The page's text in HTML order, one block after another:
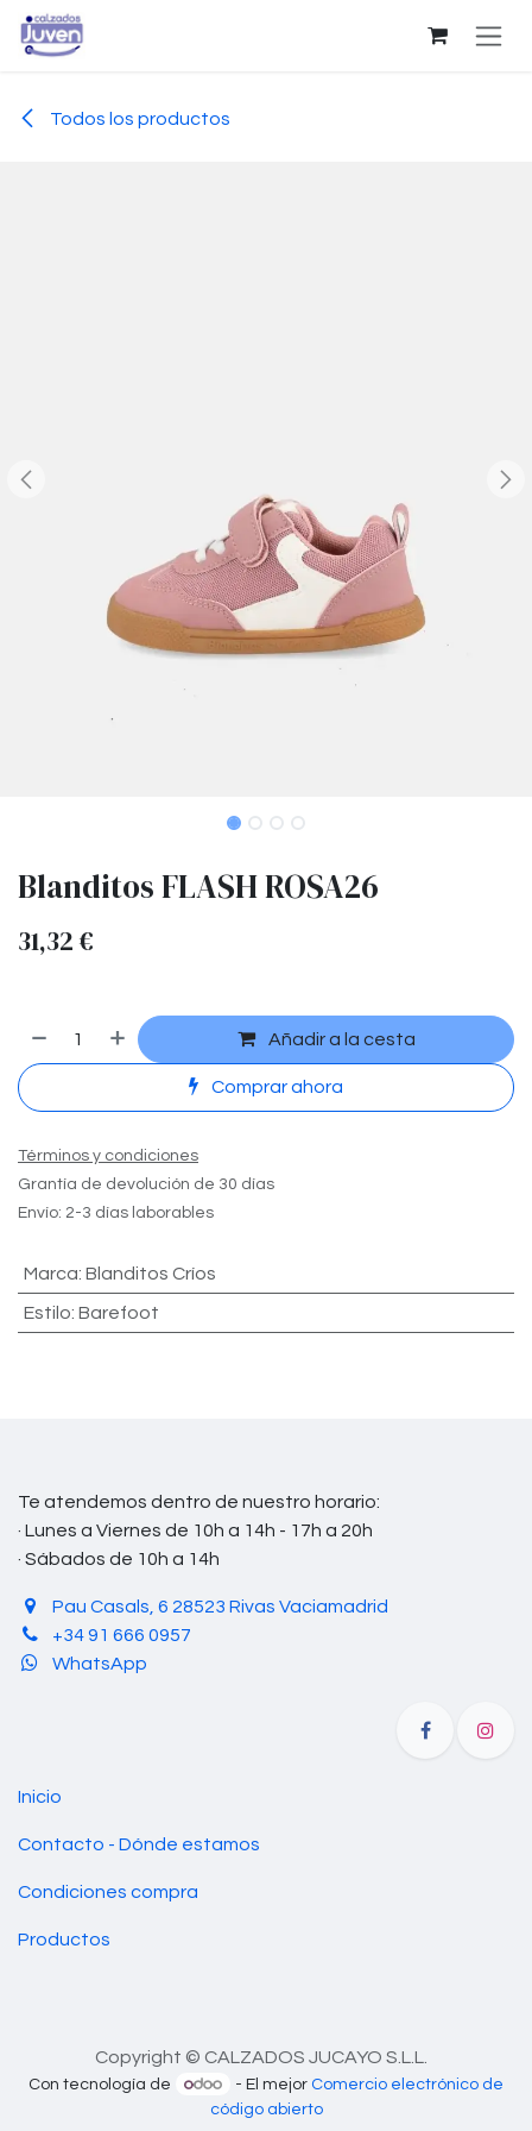
Ir al contenido
Todos los productos
Blanditos FLASH ROSA26
31,32 €
Añadir a la cesta
Comprar ahora
Términos y condiciones
Grantía de devolución de 30 días
Envío: 2-3 días laborables
Marca: Blanditos Críos
Estilo: Barefoot
Te atendemos dentro de nuestro horario:
· Lunes a Viernes de 10h a 14h - 17h a 20h
· Sábados de 10h a 14h
Pau Casals, 6 28523 Rivas Vaciamadrid
+34 91 666 0957
WhatsApp
Inicio
Contacto - Dónde estamos
Condiciones compra
Productos
Copyright © CALZADOS JUCAYO S.L.L.
Con tecnología de - El mejor Comercio electrónico de
código abierto